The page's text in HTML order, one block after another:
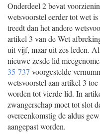
Onderdeel 2 bevat
wetsvoorstel eerder tot wet
treedt dan het andere
artikel 3 van de Wet
uit vijf, maar uit zes leden.
nieuwe zesde lid
35 737 voorgestelde
wetsvoorstel aan artikel 3
worden tot vierde lid. In
zwangerschap moet tot slot
overeenkomstig de aldus
aangepast worden.